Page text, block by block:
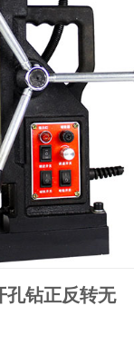
孔钻正反转无